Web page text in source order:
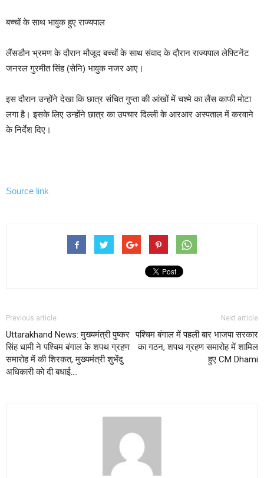
बच्चों के साथ भावुक हुए राज्यपाल
लैंसडौन भ्रमण के दौरान मौजूद बच्चों के साथ संवाद के दौरान राज्यपाल लेफ्टिनेंट
जनरल गुरमीत सिंह (सेनि) भावुक नजर आए।
इस दौरान उन्होंने देखा कि छात्र संचित गुप्ता की आंखों में चश्मे का लैंस काफी मोटा
लगा है। इसके लिए उन्होंने छात्र का उपचार दिल्ली के आरआर अस्पताल में करवाने
के निर्देश दिए।
Source link
Previous article
Uttarakhand News: मुख्यमंत्री पुष्कर
सिंह धामी ने पश्चिम बंगाल के शपथ ग्रहण
समारोह में की शिरकत, मुख्यमंत्री शुभेंदु
अधिकारी को दी बधाई….
Next article
पश्चिम बंगाल में पहली बार भाजपा सरकार
का गठन, शपथ ग्रहण समारोह में शामिल
हुए CM Dhami